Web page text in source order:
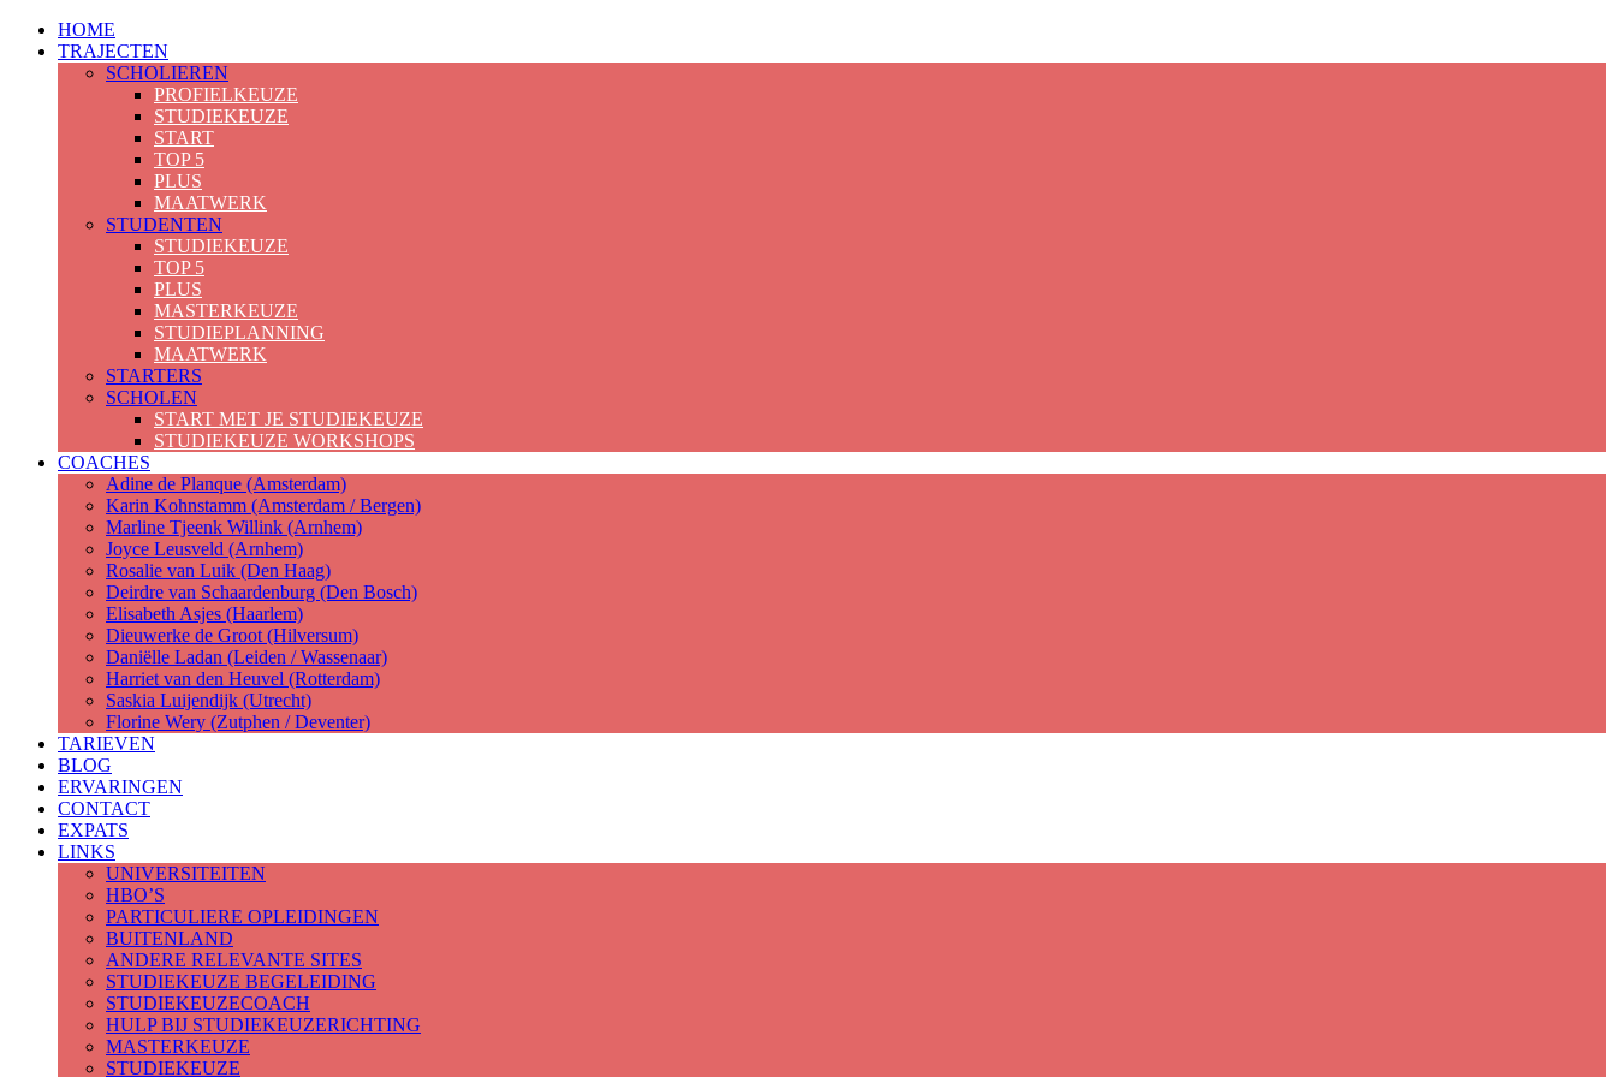
HOME
TRAJECTEN
SCHOLIEREN
PROFIELKEUZE
STUDIEKEUZE
START
TOP 5
PLUS
MAATWERK
STUDENTEN
STUDIEKEUZE
TOP 5
PLUS
MASTERKEUZE
STUDIEPLANNING
MAATWERK
STARTERS
SCHOLEN
START MET JE STUDIEKEUZE
STUDIEKEUZE WORKSHOPS
COACHES
Adine de Planque (Amsterdam)
Karin Kohnstamm (Amsterdam / Bergen)
Marline Tjeenk Willink (Arnhem)
Joyce Leusveld (Arnhem)
Rosalie van Luik (Den Haag)
Deirdre van Schaardenburg (Den Bosch)
Elisabeth Asjes (Haarlem)
Dieuwerke de Groot (Hilversum)
Daniëlle Ladan (Leiden / Wassenaar)
Harriet van den Heuvel (Rotterdam)
Saskia Luijendijk (Utrecht)
Florine Wery (Zutphen / Deventer)
TARIEVEN
BLOG
ERVARINGEN
CONTACT
EXPATS
LINKS
UNIVERSITEITEN
HBO’S
PARTICULIERE OPLEIDINGEN
BUITENLAND
ANDERE RELEVANTE SITES
STUDIEKEUZE BEGELEIDING
STUDIEKEUZECOACH
HULP BIJ STUDIEKEUZERICHTING
MASTERKEUZE
STUDIEKEUZE